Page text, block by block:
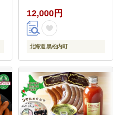
12,000円
北海道 黒松内町